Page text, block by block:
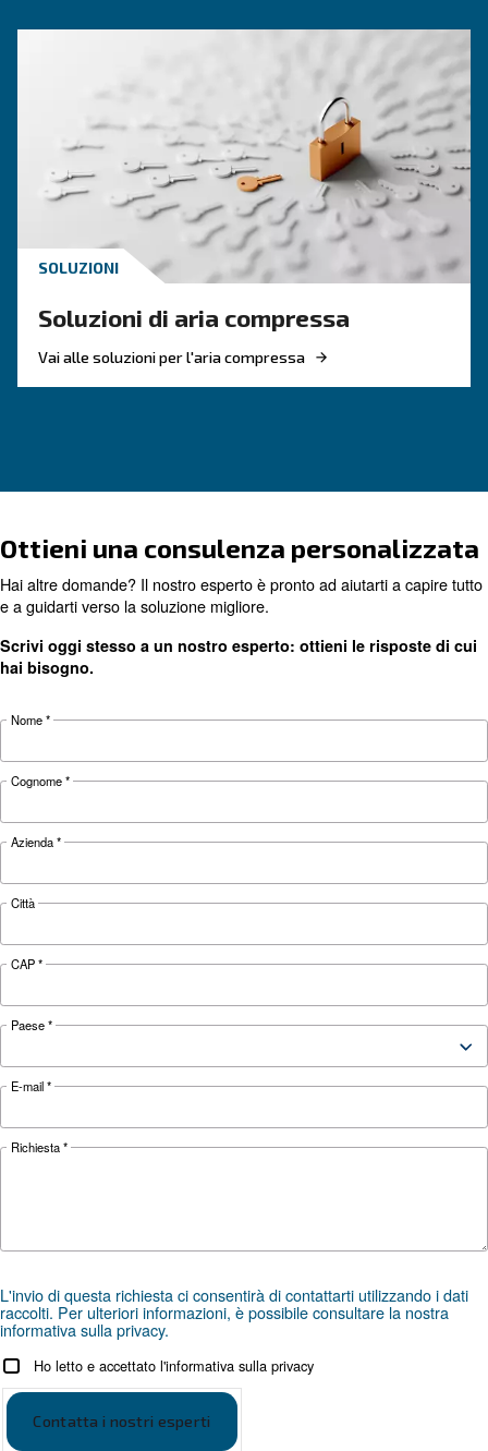
CONOSCERE L'ARIA COMPRESSA
Perdite dell’aria
più comuni e come
Le perdite dei compressori d'aria possono
applicazione?
Vai alle applicazioni dell'aria compressa